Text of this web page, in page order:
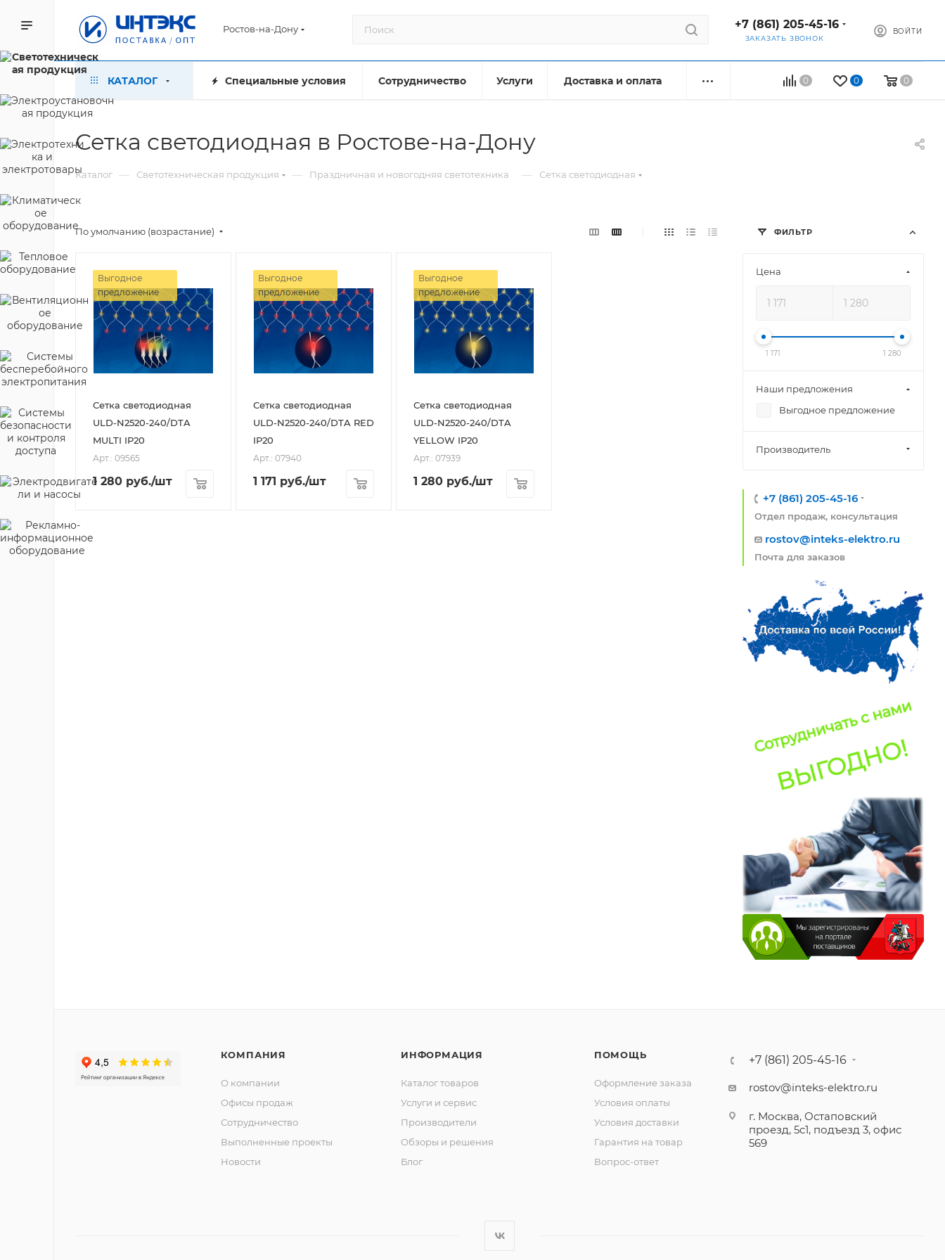
Ростов-на-Дону +7 (861) 205-45-16
ЗАКАЗАТЬ ЗВОНОК
ВОЙТИ
0 0 0
КАТАЛОГ Специальные условия Сотрудничество Услуги Доставка и оплата
Сетка светодиодная в Ростове-на-Дону
Каталог — Светотехническая продукция — Праздничная и новогодняя светотехника — Сетка светодиодная
По умолчанию (возрастание)
Выгодное
предложение
Сетка светодиодная
ULD-N2520-240/DTA
MULTI IP20
Арт.: 09565
1 280 руб./шт
Выгодное
предложение
Сетка светодиодная
ULD-N2520-240/DTA RED
IP20
Арт.: 07940
1 171 руб./шт
Выгодное
предложение
Сетка светодиодная
ULD-N2520-240/DTA
YELLOW IP20
Арт.: 07939
1 280 руб./шт
ФИЛЬТР
Цена
1 171 1 280
Наши предложения
Выгодное предложение
Производитель
+7 (861) 205-45-16
Отдел продаж, консультация
rostov@inteks-elektro.ru
Почта для заказов
КОМПАНИЯ
О компании
Офисы продаж
Сотрудничество
Выполненные проекты
Новости
ИНФОРМАЦИЯ
Каталог товаров
Услуги и сервис
Производители
Обзоры и решения
Блог
ПОМОЩЬ
Оформление заказа
Условия оплаты
Условия доставки
Гарантия на товар
Вопрос-ответ
+7 (861) 205-45-16
rostov@inteks-elektro.ru
г. Москва, Остаповский
проезд, 5с1, подъезд 3, офис
569